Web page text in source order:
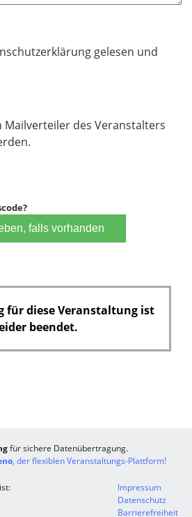
gelesen und
Mailverteiler des Veranstalters
falls vorhanden
für diese Veranstaltung ist
beendet.
für sichere Datenübertragung.
, der flexiblen Veranstaltungs-Plattform!
Impressum
Datenschutz
Barrierefreiheit